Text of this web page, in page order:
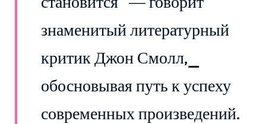
становится" — говорит
знаменитый литературный
критик Джон Смолл,_
обосновывая путь к успеху
современных произведений.